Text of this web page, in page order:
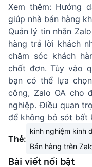
Xem thêm: Hướng
giúp nhà bán hàng
Quản lý tin nhắn
hàng trả lời khách
chăm sóc khách
chốt đơn. Tùy vào
bạn có thể lựa
công, Zalo OA cho
nghiệp. Điều quan
để không bỏ sót bất
Thẻ:
kinh nghiệm kinh
Bán hàng trên
Bài viết nổi bật